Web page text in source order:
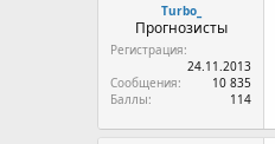
Turbo_
Прогнозисты
Регистрация
24.11.2013
Сообщения
10 835
Баллы
114